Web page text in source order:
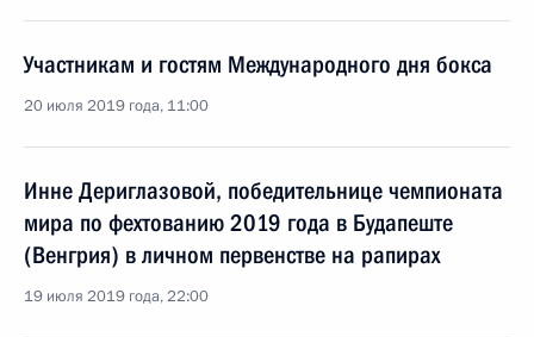
Участникам и гостям Международного дня бокса
20 июля 2019 года, 11:00
Инне Дериглазовой, победительнице чемпионата
мира по фехтованию 2019 года в Будапеште
(Венгрия) в личном первенстве на рапирах
19 июля 2019 года, 22:00